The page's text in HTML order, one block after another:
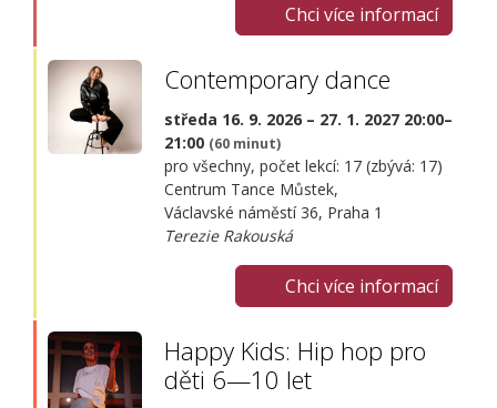
Chci více informací
Contemporary dance
středa 16. 9. 2026 – 27. 1. 2027 20:00–
21:00 (60 minut)
pro všechny, počet lekcí: 17 (zbývá: 17)
Centrum Tance Můstek,
Václavské náměstí 36, Praha 1
Terezie Rakouská
Chci více informací
Happy Kids: Hip hop pro
děti 6—10 let